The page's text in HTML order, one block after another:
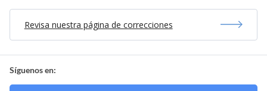
Revisa nuestra página de correcciones
Síguenos en: